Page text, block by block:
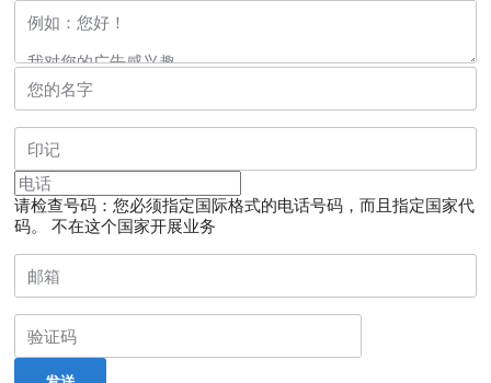
请检查号码：您必须指定国际格式的电话号码，而且指定国家代
码。
不在这个国家开展业务